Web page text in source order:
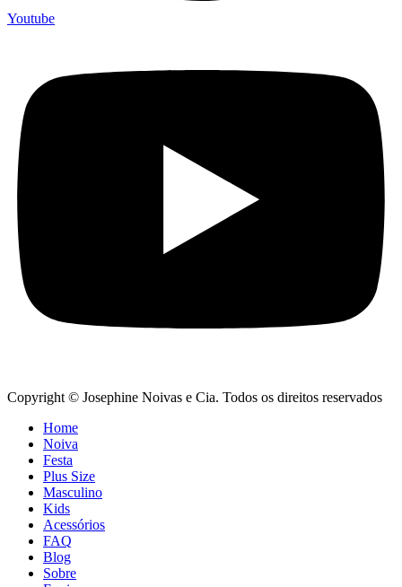
Youtube
Copyright © Josephine Noivas e Cia. Todos os direitos reservados
Home
Noiva
Festa
Plus Size
Masculino
Kids
Acessórios
FAQ
Blog
Sobre